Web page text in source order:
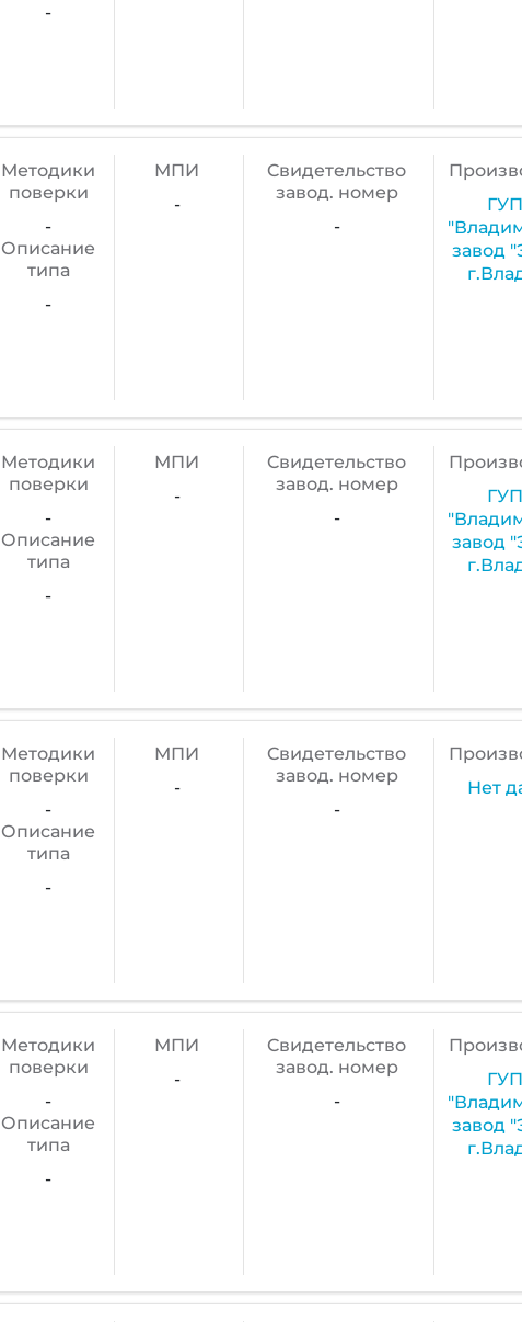
-
Методики
поверки
-
Описание
типа
-
МПИ
-
Cвидетельство
завод. номер
-
завод
Методики
поверки
-
Описание
типа
-
МПИ
-
Cвидетельство
завод. номер
-
завод
Методики
поверки
-
Описание
типа
-
МПИ
-
Cвидетельство
завод. номер
-
Нет
Методики
поверки
-
Описание
типа
-
МПИ
-
Cвидетельство
завод. номер
-
завод